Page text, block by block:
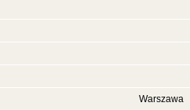
Warszawa